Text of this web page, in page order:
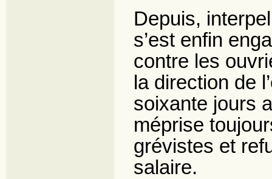
Depuis,
s’est enfin
contre les
la direction de
soixante jours
méprise
grévistes et
salaire.